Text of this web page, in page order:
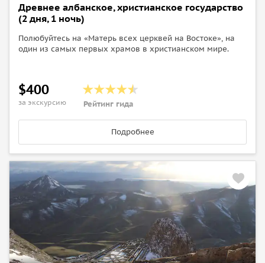
Древнее албанское, христианское государство
(2 дня, 1 ночь)
Полюбуйтесь на «Матерь всех церквей на Востоке», на
один из самых первых храмов в христианском мире.
$400
за экскурсию Рейтинг гида
Подробнее